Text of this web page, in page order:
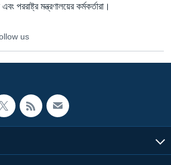
মন্ত্রণালয়ের কর্মকর্তারা।
us